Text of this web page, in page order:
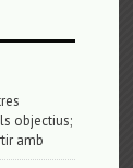
objectius;
amb